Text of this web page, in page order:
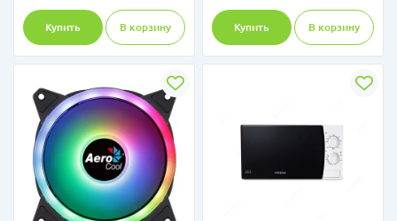
Купить В корзину Купить В корзину